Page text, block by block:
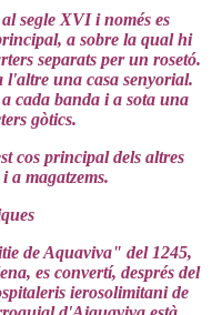
segle XVI i només es
a sobre la qual hi
separats per un rosetó.
una casa senyorial.
cada banda i a sota una
gòtics.
cos principal dels altres
a magatzems.
de Aquaviva" del 1245,
es convertí, després del
ierosolimitani de